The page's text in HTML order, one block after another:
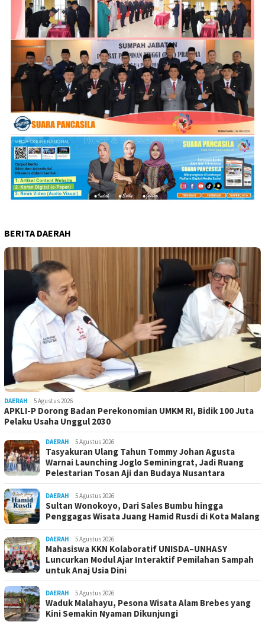
BERITA DAERAH
DAERAH 5 Agustus 2026
APKLI-P Dorong Badan Perekonomian UMKM RI, Bidik 100 Juta
Pelaku Usaha Unggul 2030
DAERAH 5 Agustus 2026
Tasyakuran Ulang Tahun Tommy Johan Agusta
Warnai Launching Joglo Seminingrat, Jadi Ruang
Pelestarian Tosan Aji dan Budaya Nusantara
DAERAH 5 Agustus 2026
Sultan Wonokoyo, Dari Sales Bumbu hingga
Penggagas Wisata Juang Hamid Rusdi di Kota Malang
DAERAH 5 Agustus 2026
Mahasiswa KKN Kolaboratif UNISDA–UNHASY
Luncurkan Modul Ajar Interaktif Pemilahan Sampah
untuk Anaj Usia Dini
DAERAH 5 Agustus 2026
Waduk Malahayu, Pesona Wisata Alam Brebes yang
Kini Semakin Nyaman Dikunjungi